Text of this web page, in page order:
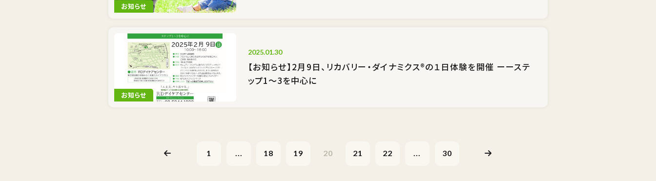
お知らせ
お知らせ
2025.01.30
【お知らせ】2月9日、リカバリー・ダイナミクス®の１日体験を開催 ーーステ
ップ1〜3を中心に
1 ... 18 19 20 21 22 ... 30